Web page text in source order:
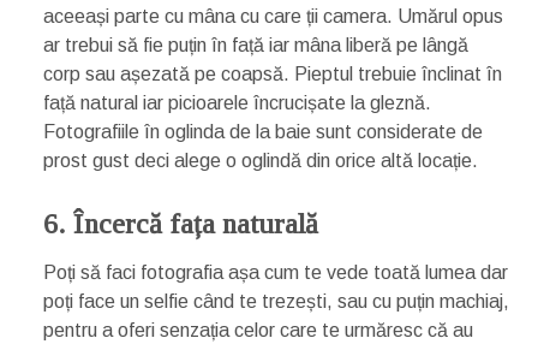
aceeași parte cu mâna cu care ții camera. Umărul opus
ar trebui să fie puțin în față iar mâna liberă pe lângă
corp sau așezată pe coapsă. Pieptul trebuie înclinat în
față natural iar picioarele încrucișate la gleznă.
Fotografiile în oglinda de la baie sunt considerate de
prost gust deci alege o oglindă din orice altă locație.
6. Încercă fața naturală
Poți să faci fotografia așa cum te vede toată lumea dar
poți face un selfie când te trezești, sau cu puțin machiaj,
pentru a oferi senzația celor care te urmăresc că au